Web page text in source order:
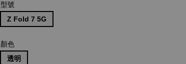
型號
Z Fold 7 5G
顏色
透明